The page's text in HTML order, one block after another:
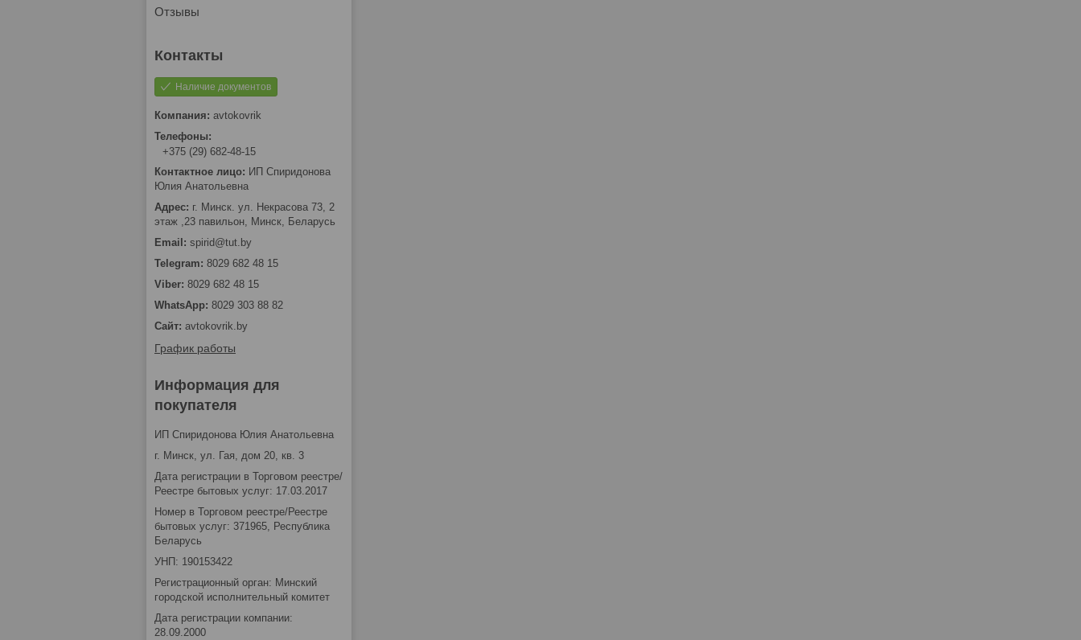
Отзывы
Наличие документов
avtokovrik
+375 (29) 682-48-15
ИП Спиридонова
Юлия Анатольевна
г. Минск. ул. Некрасова 73, 2
этаж ,23 павильон, Минск, Беларусь
spirid@tut.by
8029 682 48 15
8029 682 48 15
8029 303 88 82
avtokovrik.by
График работы
Информация для
покупателя
ИП Спиридонова Юлия Анатольевна
г. Минск, ул. Гая, дом 20, кв. 3
Дата регистрации в Торговом реестре/
Реестре бытовых услуг: 17.03.2017
Номер в Торговом реестре/Реестре
бытовых услуг: 371965, Республика
Беларусь
УНП: 190153422
Регистрационный орган: Минский
городской исполнительный комитет
Дата регистрации компании:
28.09.2000